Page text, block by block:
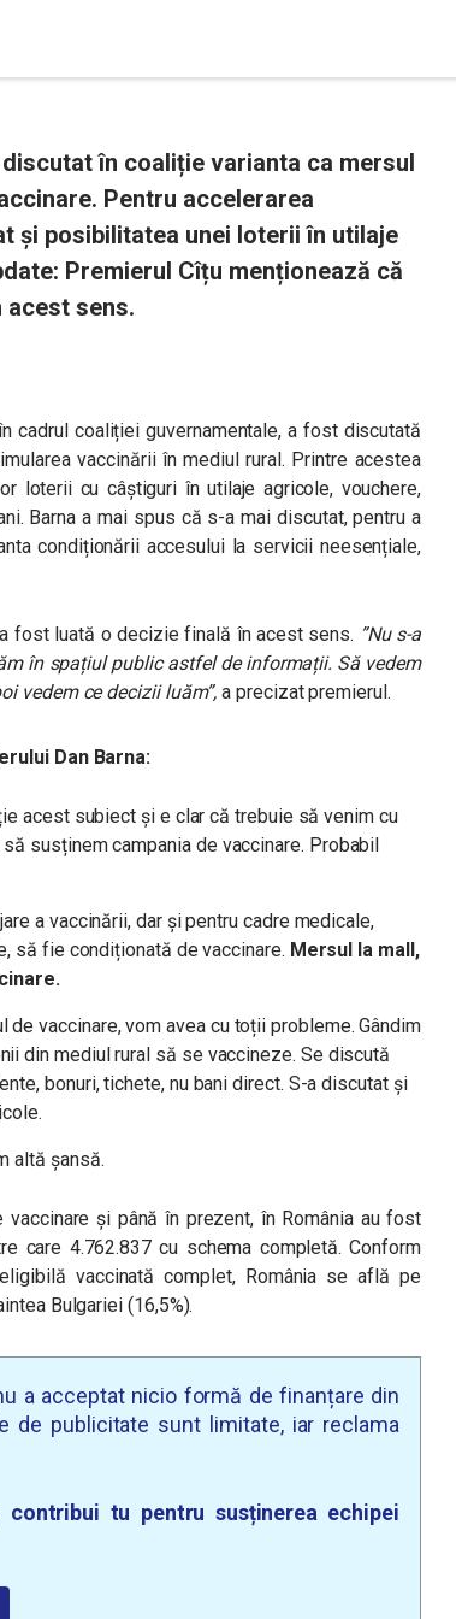
în coaliție varianta ca mersul
Pentru accelerarea
și posibilitatea unei loterii în utilaje
Premierul Cîțu menționează că
acest sens.
cadrul coaliției guvernamentale, a fost discutată
vaccinării în mediul rural. Printre acestea
loterii cu câștiguri în utilaje agricole, vouchere,
Barna a mai spus că s-a mai discutat, pentru a
condiționării accesului la servicii neesențiale,
fost luată o decizie finală în acest sens. ”Nu s-a
în spațiul public astfel de informații. Să vedem
vedem ce decizii luăm”, a precizat premierul.
Dan Barna:
acest subiect și e clar că trebuie să venim cu
susținem campania de vaccinare. Probabil
a vaccinării, dar și pentru cadre medicale,
să fie condiționată de vaccinare. Mersul la mall,
vaccinare, vom avea cu toții probleme. Gândim
din mediul rural să se vaccineze. Se discută
bonuri, tichete, nu bani direct. S-a discutat și
altă șansă.
și până în prezent, în România au fost
care 4.762.837 cu schema completă. Conform
vaccinată complet, România se află pe
Bulgariei (16,5%).
a acceptat nicio formă de finanțare din
de publicitate sunt limitate, iar reclama
tu pentru susținerea echipei